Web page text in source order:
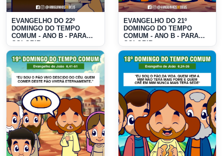
EVANGELHO DO 22º
DOMINGO DO TEMPO
COMUM - ANO B - PARA
COLORIR
EVANGELHO DO 21º
DOMINGO DO TEMPO
COMUM - ANO B - PARA
COLORIR